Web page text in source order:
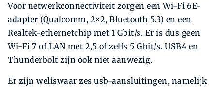
Voor netwerkconnectiviteit zorgen een Wi-Fi 6E-
adapter (Qualcomm, 2×2, Bluetooth 5.3) en een
Realtek-ethernetchip met 1 Gbit/s. Er is dus geen
Wi-Fi 7 of LAN met 2,5 of zelfs 5 Gbit/s. USB4 en
Thunderbolt zijn ook niet aanwezig.
Er zijn weliswaar zes usb-aansluitingen, namelijk